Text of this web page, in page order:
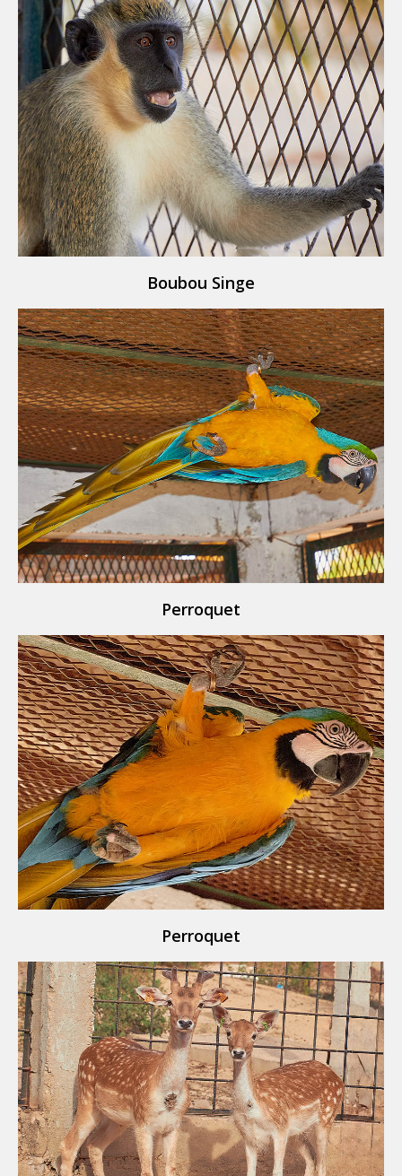
Boubou Singe
Perroquet
Perroquet